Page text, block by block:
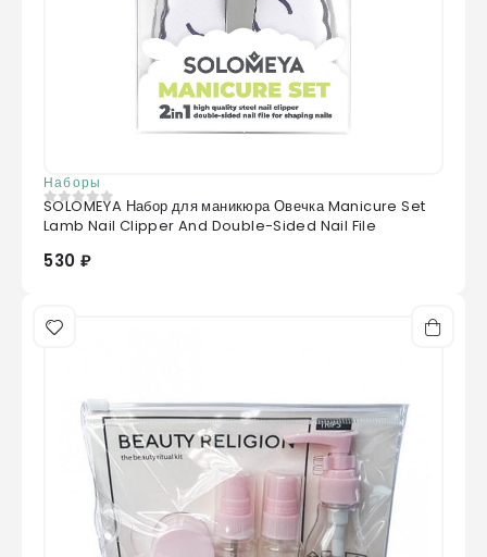
Наборы
0из 5
SOLOMEYA Набор для маникюра Овечка Manicure Set
Lamb Nail Clipper And Double-Sided Nail File
530 ₽